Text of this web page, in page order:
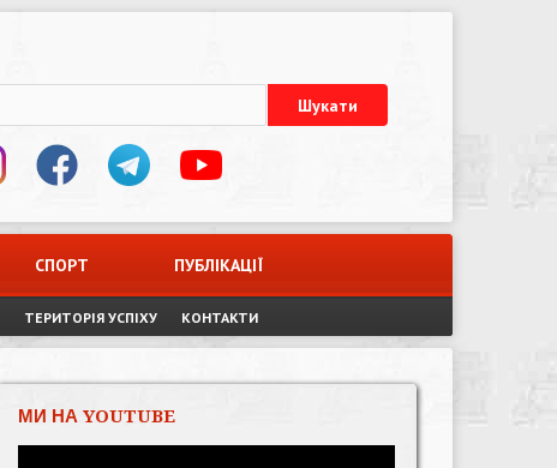
СПОРТ ПУБЛІКАЦІЇ
ТЕРИТОРІЯ УСПІХУ КОНТАКТИ
МИ НА YOUTUBE